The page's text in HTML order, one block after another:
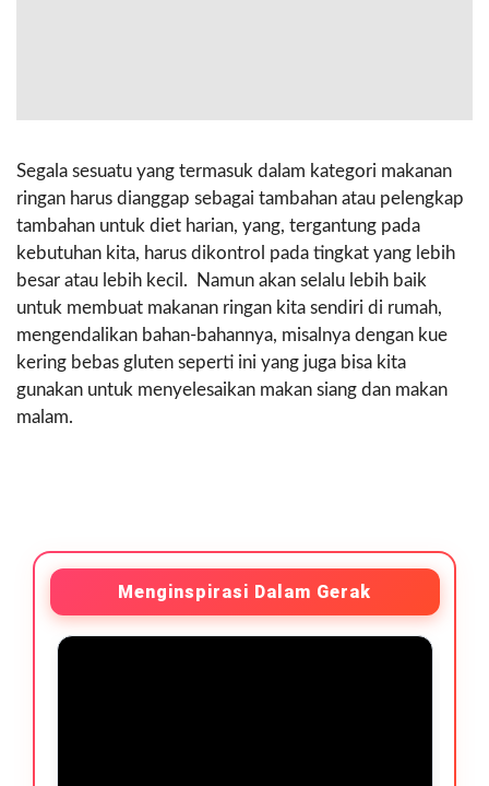
Segala sesuatu yang termasuk dalam kategori makanan
ringan harus dianggap sebagai tambahan atau pelengkap
tambahan untuk diet harian, yang, tergantung pada
kebutuhan kita, harus dikontrol pada tingkat yang lebih
besar atau lebih kecil. Namun akan selalu lebih baik
untuk membuat makanan ringan kita sendiri di rumah,
mengendalikan bahan-bahannya, misalnya dengan kue
kering bebas gluten seperti ini yang juga bisa kita
gunakan untuk menyelesaikan makan siang dan makan
malam.
Menginspirasi Dalam Gerak